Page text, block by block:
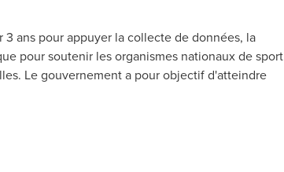
ans pour appuyer la collecte de données, la
pour soutenir les organismes nationaux de sport
Le gouvernement a pour objectif d'atteindre